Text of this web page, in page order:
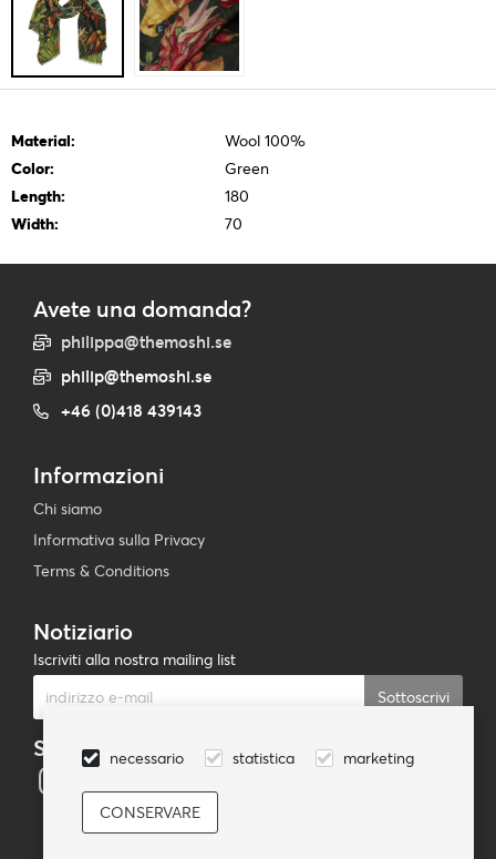
necessario statistica marketing
Material:
Wool 100%
Color:
Green
Length:
180
Width:
70
Avete una domanda?
philippa@themoshi.se
philip@themoshi.se
+46 (0)418 439143
Informazioni
Chi siamo
Informativa sulla Privacy
Terms & Conditions
Notiziario
Iscriviti alla nostra mailing list
Sottoscrivi
Seguici